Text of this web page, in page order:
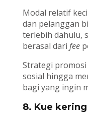
Modal relatif
dan pelanggan
terlebih dahulu,
berasal dari fee
Strategi promosi
sosial hingga
bagi yang ingin
8. Kue